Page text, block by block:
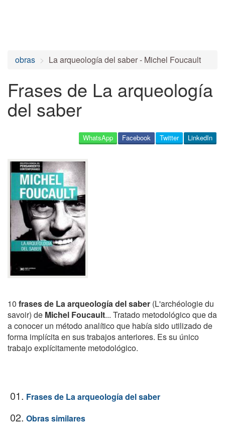
obras La arqueología del saber - Michel Foucault
Frases de La arqueología
del saber
LinkedIn
Twitter
Facebook
WhatsApp
10 frases de La arqueología del saber (L'archéologie du
savoir) de Michel Foucault... Tratado metodológico que da
a conocer un método analítico que había sido utilizado de
forma implícita en sus trabajos anteriores. Es su único
trabajo explícitamente metodológico.
01. Frases de La arqueología del saber
02. Obras similares